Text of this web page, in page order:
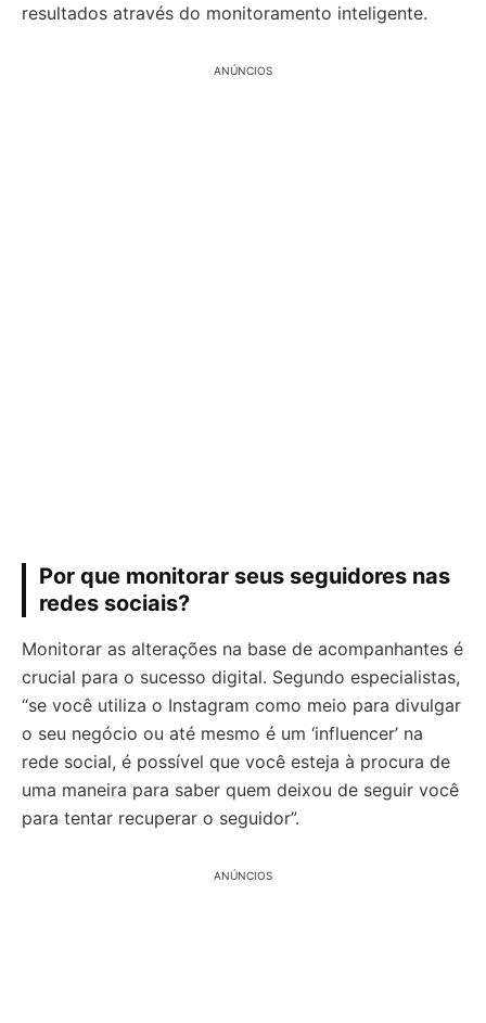
resultados através do monitoramento inteligente.
ANÚNCIOS
Por que monitorar seus seguidores nas
redes sociais?
Monitorar as alterações na base de acompanhantes é
crucial para o sucesso digital. Segundo especialistas,
“se você utiliza o Instagram como meio para divulgar
o seu negócio ou até mesmo é um ‘influencer’ na
rede social, é possível que você esteja à procura de
uma maneira para saber quem deixou de seguir você
para tentar recuperar o seguidor”.
ANÚNCIOS